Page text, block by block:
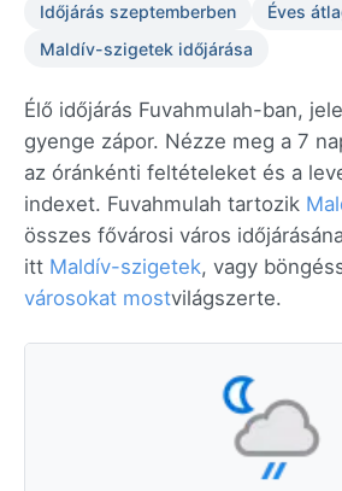
Időjárás szeptemberben
Éves
Maldív-szigetek időjárása
Élő időjárás Fuvahmulah-ban,
gyenge zápor. Nézze meg a 7
az óránkénti feltételeket és a
indexet. Fuvahmulah tartozik
összes fővárosi város
itt Maldív-szigetek, vagy
városokat mostvilágszerte.